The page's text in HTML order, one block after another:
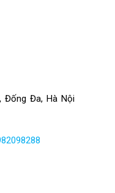
Đống Đa, Hà Nội